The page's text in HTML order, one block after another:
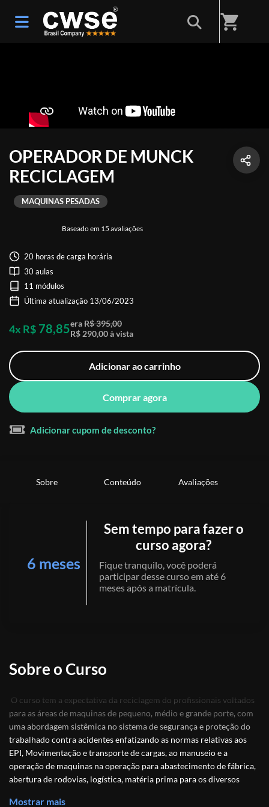
shopping_cart
OPERADOR DE MUNCK
RECICLAGEM
Baseado em 15 avaliações
MAQUINAS PESADAS
20 horas de carga horária
30 aulas
11 módulos
Última atualização 13/06/2023
4x R$ 78,85eraR$ 395,00
R$ 290,00 à vista
Adicionar ao carrinho
Comprar agora
Adicionar cupom de desconto?
Sobre Conteúdo Avaliações
6 meses
Sem tempo para fazer o
curso agora?
Fique tranquilo, você poderá
participar desse curso em até 6
meses após a matrícula.
Sobre o Curso
O curso tem a expectativa da reciclagem do profissionais voltados
para as áreas de maquinas de pequeno, médio e grande porte, com
uma abordagem sistêmica no sistema de segurança e proteção do
trabalhado contra acidentes enfatizando as normas relativas aos
EPI, Movimentação e transporte de cargas, ao manuseio e a
operação de maquinas na operação para abastecimento de fábrica,
abertura de rodovias, logística, matéria prima para os diversos
Mostrar mais